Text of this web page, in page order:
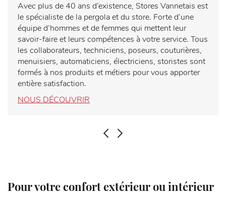
Avec plus de 40 ans d’existence, Stores Vannetais est
le spécialiste de la pergola et du store. Forte d’une
équipe d’hommes et de femmes qui mettent leur
savoir-faire et leurs compétences à votre service. Tous
les collaborateurs, techniciens, poseurs, couturières,
menuisiers, automaticiens, électriciens, storistes sont
formés à nos produits et métiers pour vous apporter
entière satisfaction.
NOUS DÉCOUVRIR
PRÉCÉDENT
SUIVANT
Pour votre confort extérieur ou intérieur